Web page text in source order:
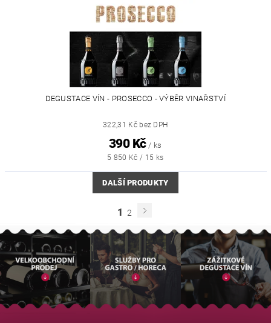
DEGUSTACE VÍN - PROSECCO - VÝBĚR VINAŘSTVÍ
322,31 Kč bez DPH
390 Kč / ks
5 850 Kč / 15 ks
DALŠÍ PRODUKTY
1 2